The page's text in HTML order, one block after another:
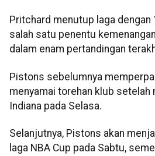
Pritchard menutup laga dengan
salah satu penentu
dalam enam pertandingan
Pistons sebelumnya
menyamai torehan klub setelah
Indiana pada Selasa.
Selanjutnya, Pistons akan
laga NBA Cup pada Sabtu,